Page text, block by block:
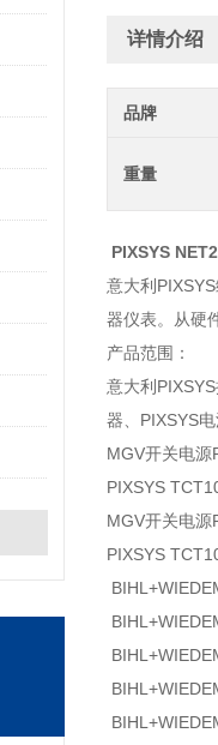
详情介绍
品牌
重量
PIXSYS
意大利
器仪表。从硬
产品范围：
意大利
器、PIXSYS
MGV开关电
PIXSYS
MGV开关电
PIXSYS